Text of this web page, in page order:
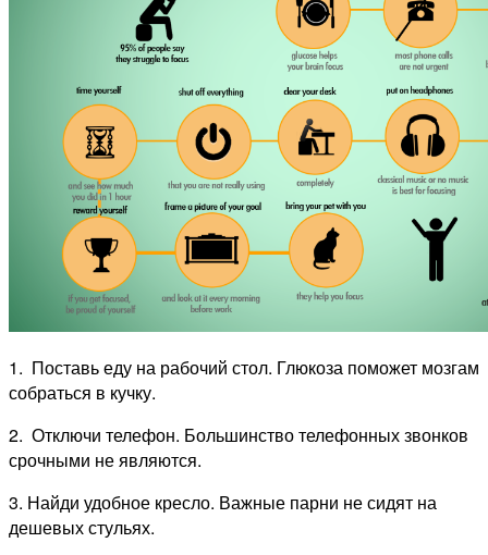
1. Поставь еду на рабочий стол. Глюкоза поможет мозгам
собраться в кучку.
2. Отключи телефон. Большинство телефонных звонков
срочными не являются.
3. Найди удобное кресло. Важные парни не сидят на
дешевых стульях.